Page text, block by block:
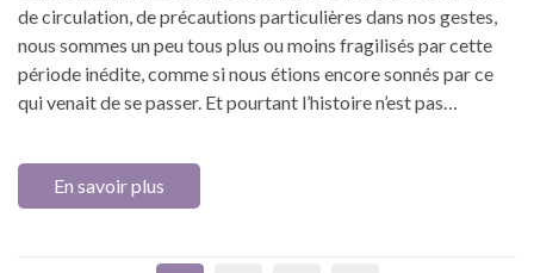
de circulation, de précautions particulières dans nos gestes,
nous sommes un peu tous plus ou moins fragilisés par cette
période inédite, comme si nous étions encore sonnés par ce
qui venait de se passer. Et pourtant l’histoire n’est pas…
En savoir plus